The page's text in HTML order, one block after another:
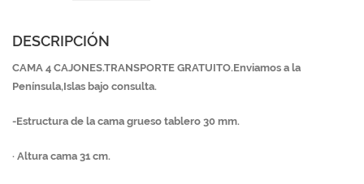
DESCRIPCIÓN
CAMA 4 CAJONES.TRANSPORTE GRATUITO.Enviamos a la
Península,Islas bajo consulta.
-Estructura de la cama grueso tablero 30 mm.
· Altura cama 31 cm.